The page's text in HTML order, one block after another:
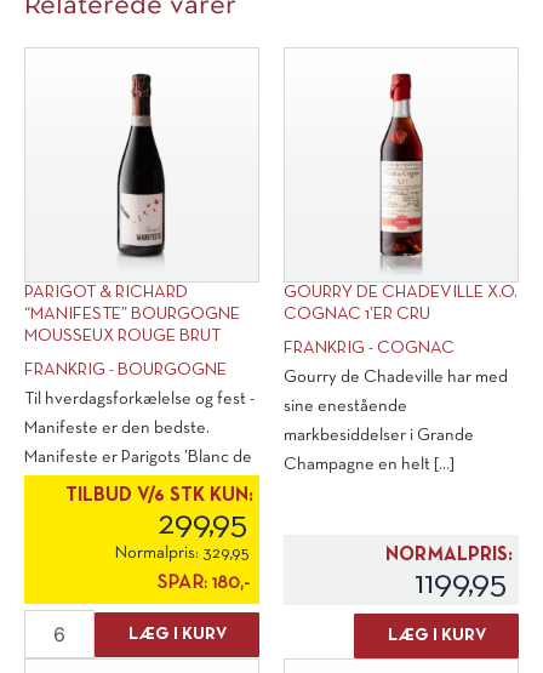
Relaterede varer
PARIGOT & RICHARD
“MANIFESTE” BOURGOGNE
MOUSSEUX ROUGE BRUT
FRANKRIG - BOURGOGNE
Til hverdagsforkælelse og fest -
Manifeste er den bedste.
Manifeste er Parigots ’Blanc de
TILBUD V/6 STK KUN:
299,95
Normalpris: 329,95
SPAR: 180,-
LÆG I KURV
GOURRY DE CHADEVILLE X.O.
COGNAC 1’ER CRU
FRANKRIG - COGNAC
Gourry de Chadeville har med
sine enestående
markbesiddelser i Grande
Champagne en helt [...]
NORMALPRIS:
1199,95
LÆG I KURV